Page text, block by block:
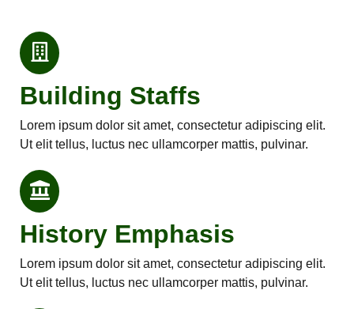
Building Staffs
Lorem ipsum dolor sit amet, consectetur adipiscing elit.
Ut elit tellus, luctus nec ullamcorper mattis, pulvinar.
History Emphasis
Lorem ipsum dolor sit amet, consectetur adipiscing elit.
Ut elit tellus, luctus nec ullamcorper mattis, pulvinar.